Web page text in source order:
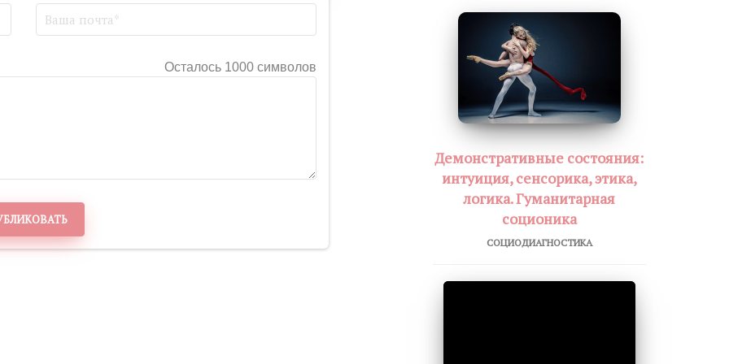
Осталось 1000 символов
Демонстративные состояния:
интуиция, сенсорика, этика,
логика. Гуманитарная
соционика
СОЦИОДИАГНОСТИКА